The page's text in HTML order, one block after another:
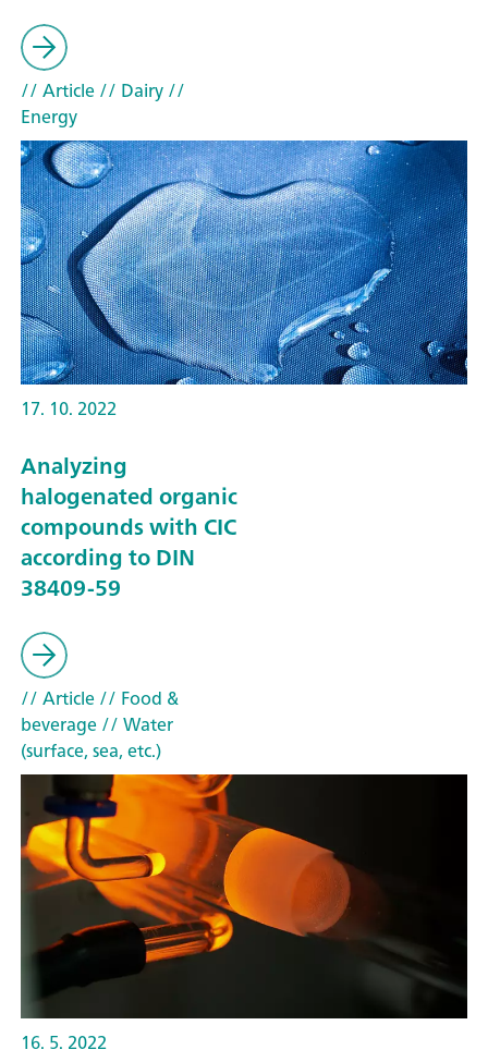
// Article// Dairy//
Energy
17. 10. 2022
Analyzing
halogenated organic
compounds with CIC
according to DIN
38409-59
// Article// Food &
beverage// Water
(surface, sea, etc.)
16. 5. 2022